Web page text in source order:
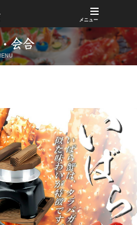
メニュー
会合